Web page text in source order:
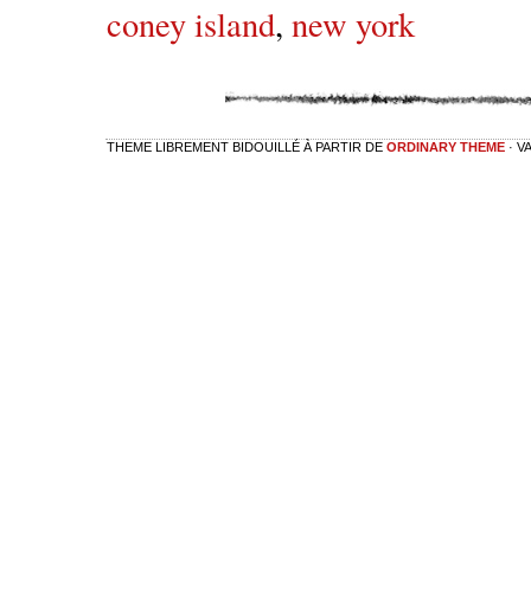
coney island, new york
THEME LIBREMENT BIDOUILLÉ À PARTIR DE ORDINARY THEME ·